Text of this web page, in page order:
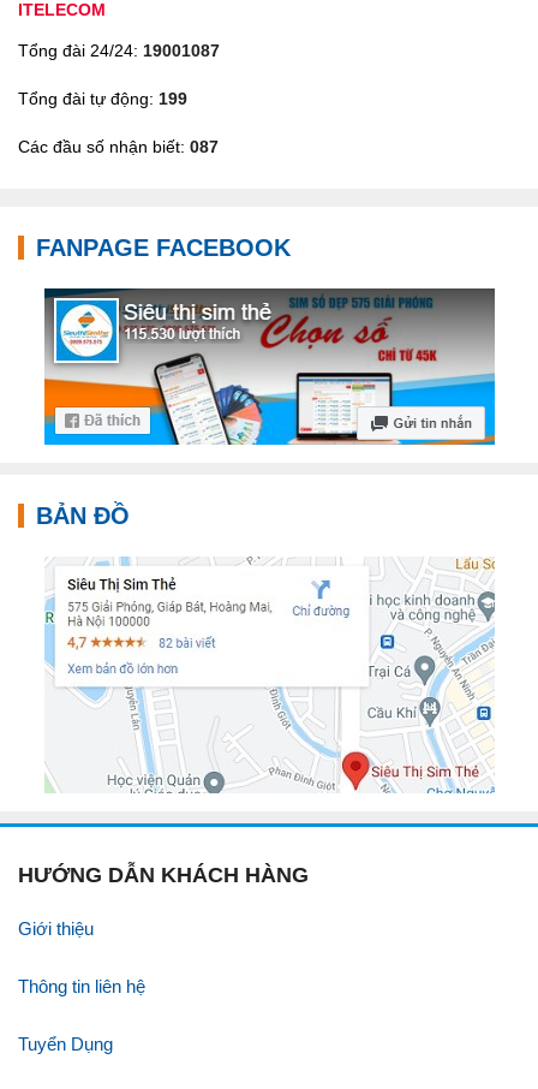
ITELECOM
Tổng đài 24/24: 19001087
Tổng đài tự động: 199
Các đầu số nhận biết: 087
FANPAGE FACEBOOK
BẢN ĐỒ
HƯỚNG DẪN KHÁCH HÀNG
Giới thiệu
Thông tin liên hệ
Tuyển Dụng